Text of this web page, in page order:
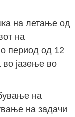
на летање од
на
период од 12
во јазење во
на
на задачи